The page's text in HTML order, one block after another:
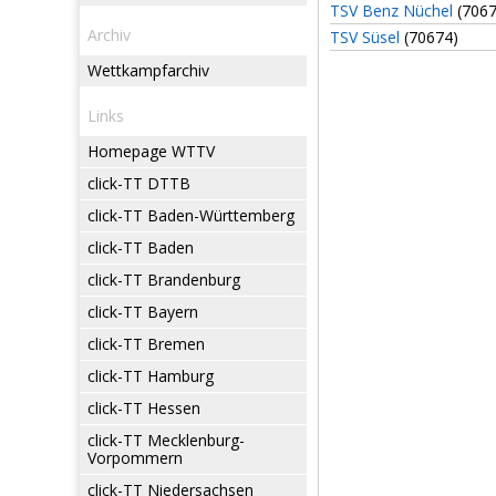
Archiv
Wettkampfarchiv
Links
Homepage WTTV
click-TT DTTB
click-TT Baden-Württemberg
click-TT Baden
click-TT Brandenburg
click-TT Bayern
click-TT Bremen
click-TT Hamburg
click-TT Hessen
click-TT Mecklenburg-
Vorpommern
click-TT Niedersachsen
TSV Benz Nüchel
TSV Süsel (70674)